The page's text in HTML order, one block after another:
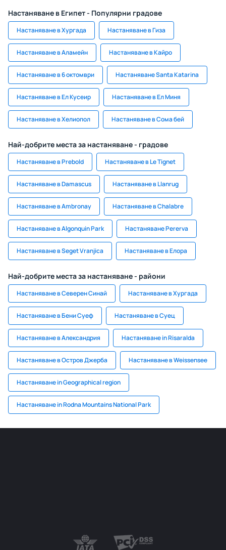
Настаняване в Египет - Популярни градове
Настаняване в Хургада Настаняване в Гиза
Настаняване в Аламейн Настаняване в Кайро
Настаняване в 6 октомври Настаняване Santa Katarina
Настаняване в Ел Кусеир Настаняване в Ел Миня
Настаняване в Хелиопол Настаняване в Сома бей
Най-добрите места за настаняване - градове
Настаняване в Prebold Настаняване в Le Tignet
Настаняване в Damascus Настаняване в Llanrug
Настаняване в Ambronay Настаняване в Chalabre
Настаняване в Algonquin Park Настаняване Pererva
Настаняване в Seget Vranjica Настаняване в Елора
Най-добрите места за настаняване - райони
Настаняване в Северен Синай Настаняване в Хургада
Настаняване в Бени Суеф Настаняване в Суец
Настаняване в Александрия Настаняване in Risaralda
Настаняване в Остров Джерба Настаняване в Weissensee
Настаняване in Geographical region
Настаняване in Rodna Mountains National Park